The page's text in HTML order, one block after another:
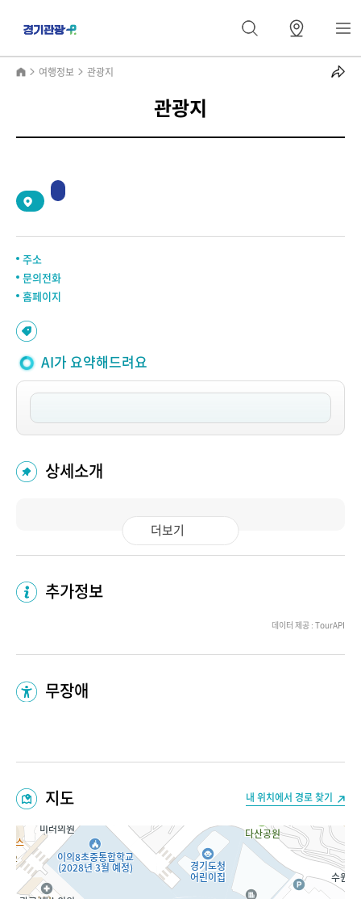
여행정보 관광지
관광지
주소
문의전화
홈페이지
AI가 요약해드려요
상세소개
더보기
추가정보
데이터 제공 : TourAPI
무장애
지도 내 위치에서 경로 찾기